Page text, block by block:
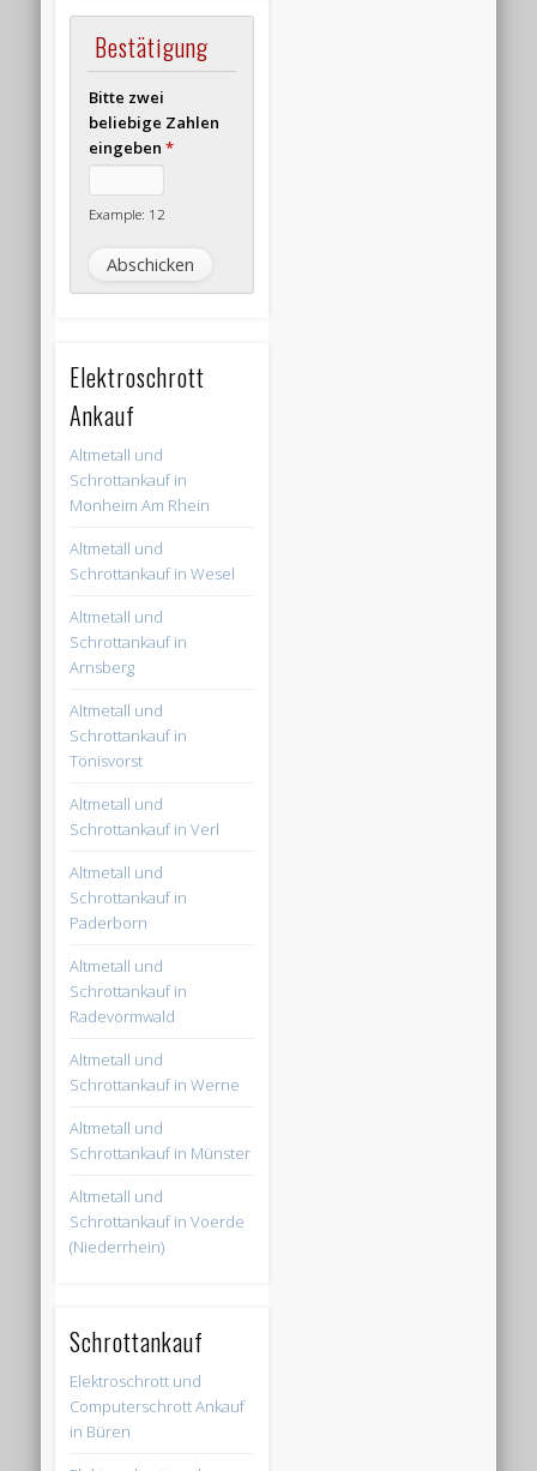
Bestätigung
Bitte zwei
beliebige Zahlen
eingeben*
Example: 12
Elektroschrott
Ankauf
Altmetall und
Schrottankauf in
Monheim Am Rhein
Altmetall und
Schrottankauf in Wesel
Altmetall und
Schrottankauf in
Arnsberg
Altmetall und
Schrottankauf in
Tönisvorst
Altmetall und
Schrottankauf in Verl
Altmetall und
Schrottankauf in
Paderborn
Altmetall und
Schrottankauf in
Radevormwald
Altmetall und
Schrottankauf in Werne
Altmetall und
Schrottankauf in Münster
Altmetall und
Schrottankauf in Voerde
(Niederrhein)
Schrottankauf
Elektroschrott und
Computerschrott Ankauf
in Büren